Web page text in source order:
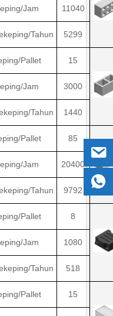
Jam 11040
Tahun 5299
Pallet 15
Jam 3000
Tahun 1440
Pallet 85
Jam 20400
Tahun 9792
Pallet 8
Jam 1080
Tahun 518
Pallet 15